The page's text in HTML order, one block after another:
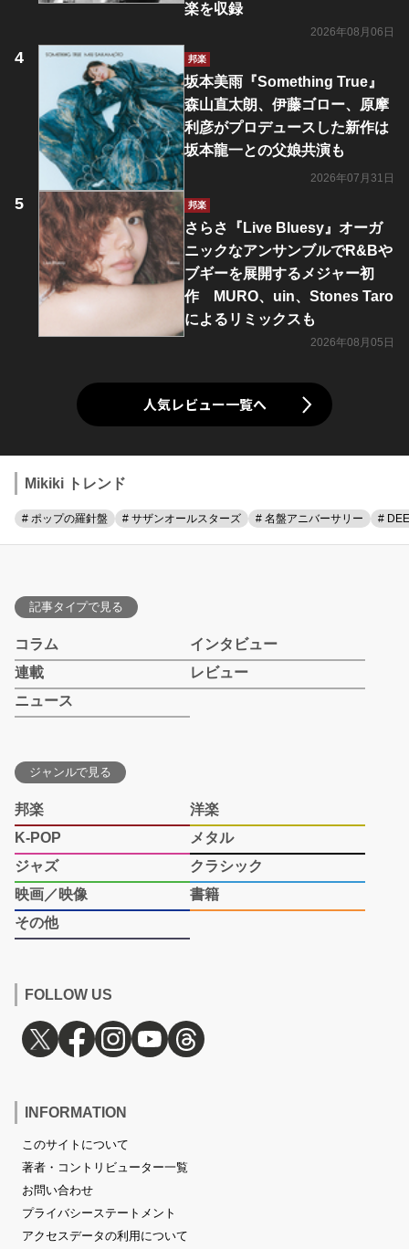
楽を収録
2026年08月06日
邦楽
坂本美雨『Something True』
森山直太朗、伊藤ゴロー、原摩
利彦がプロデュースした新作は
坂本龍一との父娘共演も
2026年07月31日
邦楽
さらさ『Live Bluesy』オーガ
ニックなアンサンブルでR&Bや
ブギーを展開するメジャー初
作 MURO、uin、Stones Taro
によるリミックスも
2026年08月05日
人気レビュー一覧へ
Mikiki トレンド
# ポップの羅針盤 # サザンオールスターズ # 名盤アニバーサリー #
記事タイプで見る
コラム
インタビュー
連載
レビュー
ニュース
ジャンルで見る
邦楽
洋楽
K-POP
メタル
ジャズ
クラシック
映画／映像
書籍
その他
FOLLOW US
INFORMATION
このサイトについて
著者・コントリビューター一覧
お問い合わせ
プライバシーステートメント
アクセスデータの利用について